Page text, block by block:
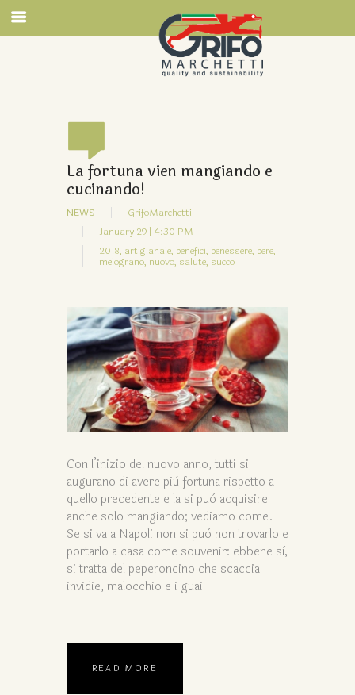
La fortuna vien mangiando e
cucinando!
NEWS
GrifoMarchetti
January 29 | 4:30 PM
2018, artigianale, benefici, benessere, bere,
melograno, nuovo, salute, succo
Con l’inizio del nuovo anno, tutti si
augurano di avere più fortuna rispetto a
quello precedente e la si può acquisire
anche solo mangiando; vediamo come.
Se si va a Napoli non si può non trovarlo e
portarlo a casa come souvenir: ebbene sì,
si tratta del peperoncino che scaccia
invidie, malocchio e i guai
READ MORE